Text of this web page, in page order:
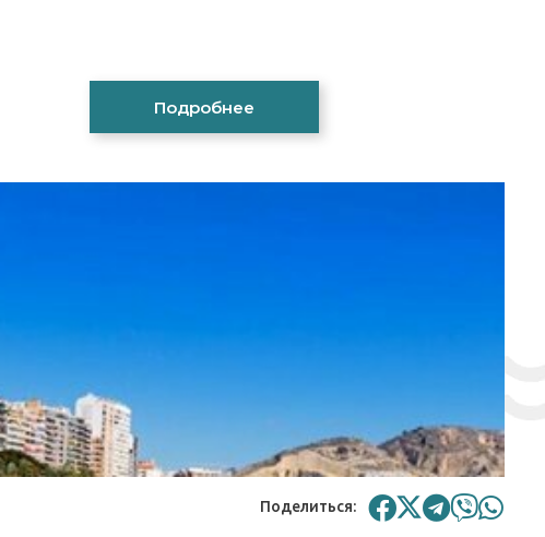
Подробнее
Поделиться: